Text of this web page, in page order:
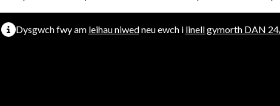
Dysgwch fwy am leihau niwedneu ewch i linell gymorth DAN